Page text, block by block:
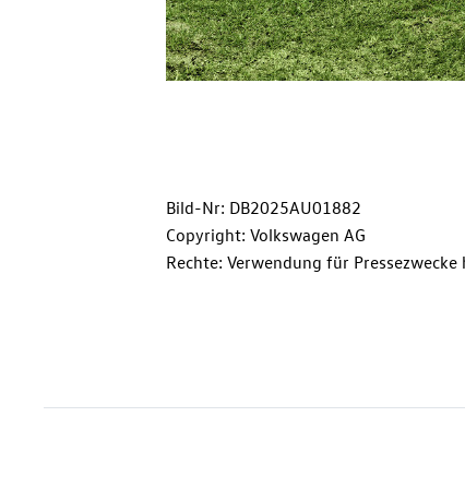
Bild-Nr: DB2025AU01882
Copyright: Volkswagen AG
Rechte: Verwendung für